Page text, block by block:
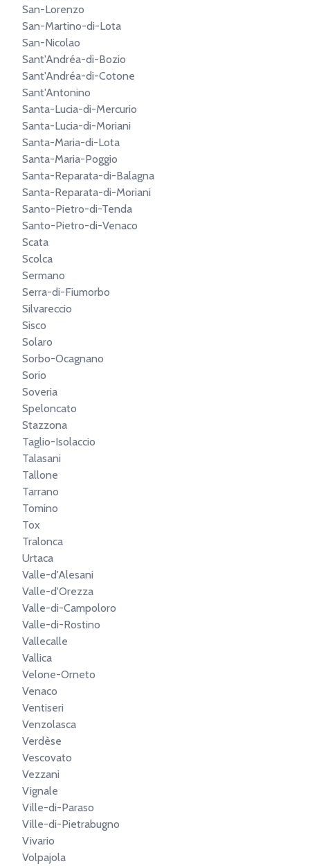
San-Lorenzo
San-Martino-di-Lota
San-Nicolao
Sant'Andréa-di-Bozio
Sant'Andréa-di-Cotone
Sant'Antonino
Santa-Lucia-di-Mercurio
Santa-Lucia-di-Moriani
Santa-Maria-di-Lota
Santa-Maria-Poggio
Santa-Reparata-di-Balagna
Santa-Reparata-di-Moriani
Santo-Pietro-di-Tenda
Santo-Pietro-di-Venaco
Scata
Scolca
Sermano
Serra-di-Fiumorbo
Silvareccio
Sisco
Solaro
Sorbo-Ocagnano
Sorio
Soveria
Speloncato
Stazzona
Taglio-Isolaccio
Talasani
Tallone
Tarrano
Tomino
Tox
Tralonca
Urtaca
Valle-d'Alesani
Valle-d'Orezza
Valle-di-Campoloro
Valle-di-Rostino
Vallecalle
Vallica
Velone-Orneto
Venaco
Ventiseri
Venzolasca
Verdèse
Vescovato
Vezzani
Vignale
Ville-di-Paraso
Ville-di-Pietrabugno
Vivario
Volpajola